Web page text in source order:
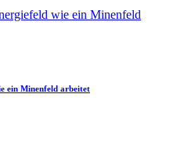
ein Minenfeld arbeitet